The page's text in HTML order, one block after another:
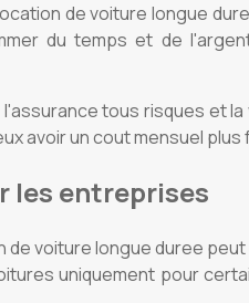
de voiture longue
du temps et de
tous risques et
avoir un cout mensuel
les entreprises
de voiture longue duree
uniquement pour